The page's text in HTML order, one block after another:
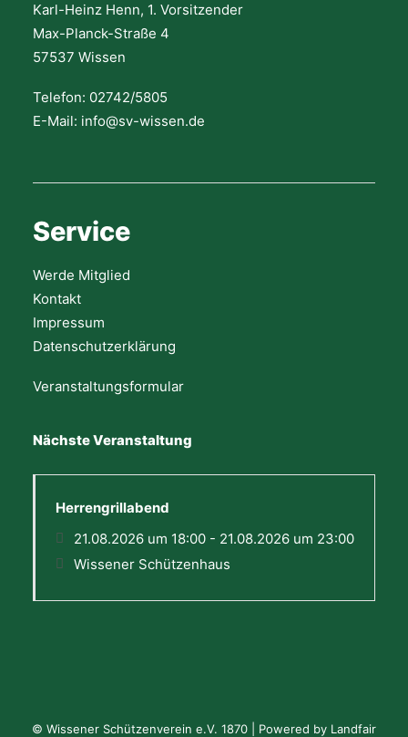
Karl-Heinz Henn, 1. Vorsitzender
Max-Planck-Straße 4
57537 Wissen
Telefon: 02742/5805
E-Mail: info@sv-wissen.de
Service
Werde Mitglied
Kontakt
Impressum
Datenschutzerklärung
Veranstaltungsformular
Nächste Veranstaltung
Herrengrillabend
21.08.2026 um 18:00 - 21.08.2026 um 23:00
Wissener Schützenhaus
© Wissener Schützenverein e.V. 1870 | Powered by Landfair